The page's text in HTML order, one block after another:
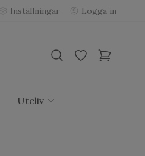
Inställningar Logga in
Uteliv